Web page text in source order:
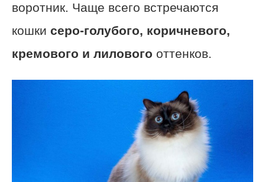
воротник. Чаще всего встречаются
кошки серо-голубого, коричневого,
кремового и лилового оттенков.